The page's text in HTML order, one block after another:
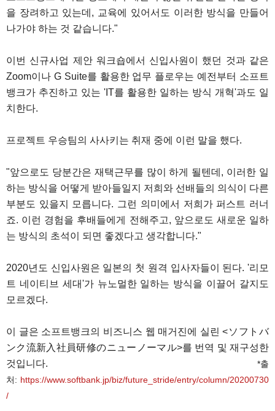
을 장려하고 있는데, 교육에 있어서도 이러한 방식을 만들어
나가야 하는 것 같습니다."
이번 신규사업 제안 워크숍에서 신입사원이 했던 것과 같은
Zoom이나 G Suite를 활용한 업무 플로우는 예전부터 소프트
뱅크가 추진하고 있는 'IT를 활용한 일하는 방식 개혁'과도 일
치한다.
프로젝트 우승팀의 사사키는 취재 중에 이런 말을 했다.
"앞으로도 당분간은 재택근무를 많이 하게 될텐데, 이러한 일
하는 방식을 어떻게 받아들일지 저희와 선배들의 의식이 다른
부분도 있을지 모릅니다. 그런 의미에서 저희가 퍼스트 러너
죠. 이런 경험을 후배들에게 전해주고, 앞으로도 새로운 일하
는 방식의 초석이 되면 좋겠다고 생각합니다."
2020년도 신입사원은 일본의 첫 원격 입사자들이 된다. '리모
트 네이티브 세대'가 뉴노멀한 일하는 방식을 이끌어 갈지도
모르겠다.
이 글은 소프트뱅크의 비즈니스 웹 매거진에 실린 <ソフトバ
ンク流新入社員研修のニューノーマル>를 번역 및 재구성한
것입니다. *출
처: https://www.softbank.jp/biz/future_stride/entry/column/20200730
/